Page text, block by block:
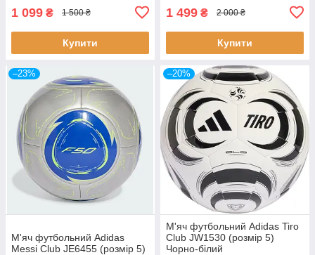
1 099 ₴ 1 500 ₴
Купити
1 499 ₴ 2 000 ₴
Купити
–23%
М'яч футбольний Adidas
Messi Club JE6455 (розмір 5)
–20%
М'яч футбольний Adidas Tiro
Club JW1530 (розмір 5)
Чорно-білий